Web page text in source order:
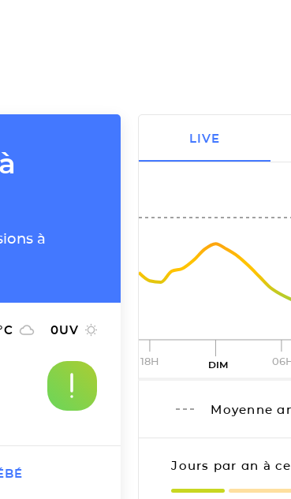
à
0UV
18H DIM
Moyenne
Jours par an à
LIVE